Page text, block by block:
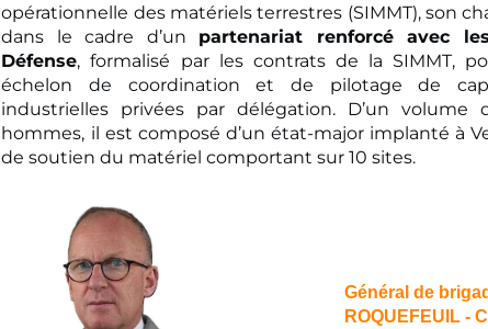
opérationnelle des matériels terrestres (SIMMT), son
dans le cadre d’un partenariat renforcé avec
Défense, formalisé par les contrats de la SIMMT,
échelon de coordination et de pilotage de
industrielles privées par délégation. D’un volume
hommes, il est composé d’un état-major implanté à
de soutien du matériel comportant sur 10 sites.
Général de
ROQUEFEUIL -